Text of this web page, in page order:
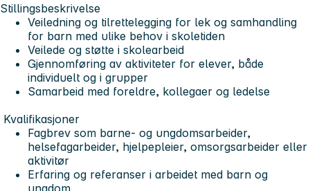
Stillingsbeskrivelse
Veiledning og tilrettelegging for lek og samhandling
for barn med ulike behov i skoletiden
Veilede og støtte i skolearbeid
Gjennomføring av aktiviteter for elever, både
individuelt og i grupper
Samarbeid med foreldre, kollegaer og ledelse
Kvalifikasjoner
Fagbrev som barne- og ungdomsarbeider,
helsefagarbeider, hjelpepleier, omsorgsarbeider eller
aktivitør
Erfaring og referanser i arbeidet med barn og
ungdom